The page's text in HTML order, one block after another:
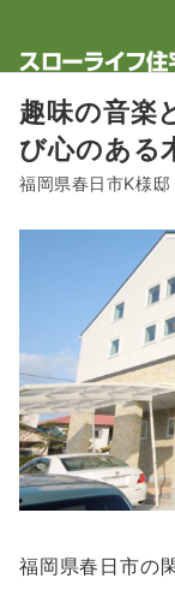
趣味の音楽
び心のある
福岡県春日市K様邸
福岡県春日市の